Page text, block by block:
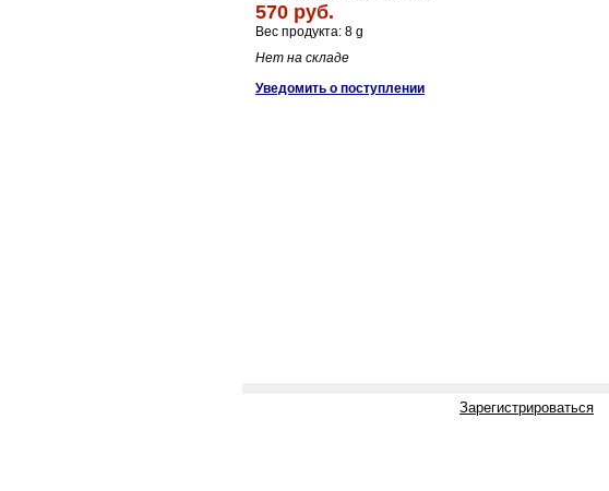
570 руб.
Вес продукта: 8 g
Нет на складе
Уведомить о поступлении
Зарегистрироваться